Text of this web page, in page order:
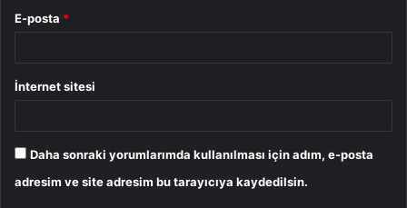
E-posta *
İnternet sitesi
Daha sonraki yorumlarımda kullanılması için adım, e-posta
adresim ve site adresim bu tarayıcıya kaydedilsin.